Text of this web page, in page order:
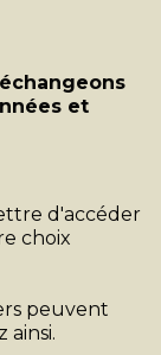
et
d'accéder
choix
peuvent
ainsi.